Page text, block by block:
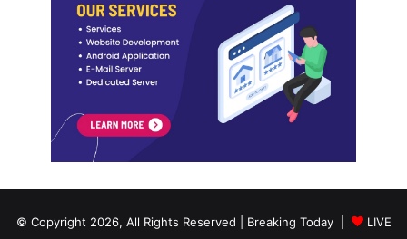
© Copyright 2026, All Rights Reserved | Breaking Today | LIVE